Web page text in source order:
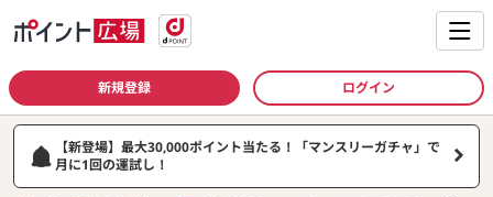
新規登録 ログイン
【新登場】最大30,000ポイント当たる！「マンスリーガチャ」で
月に1回の運試し！